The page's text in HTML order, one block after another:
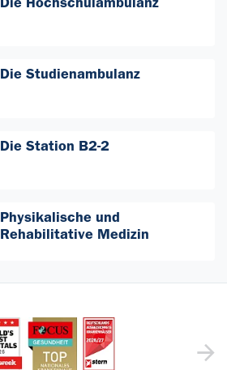
Die Studienambulanz
Die Station B2-2
Physikalische und
Rehabilitative Medizin